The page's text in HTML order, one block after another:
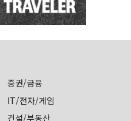
증권/금융
IT/전자/게임
건설/부동산